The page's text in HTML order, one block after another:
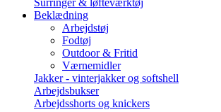
Surringer & løfteværktøj
Beklædning
Arbejdstøj
Fodtøj
Outdoor & Fritid
Værnemidler
Jakker - vinterjakker og softshell
Arbejdsbukser
Arbejdsshorts og knickers